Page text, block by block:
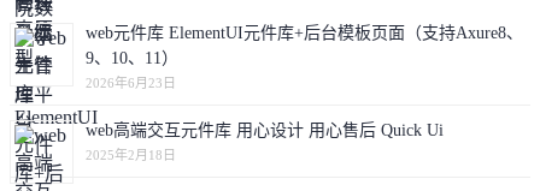
web元件库 ElementUI元件库+后台模板页面（支持Axure8、
9、10、11）
2026年6月23日
web高端交互元件库 用心设计 用心售后 Quick Ui
2025年2月18日